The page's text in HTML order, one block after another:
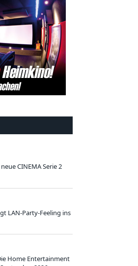
CINEMA Serie 2
LAN-Party-Feeling ins
Home Entertainment